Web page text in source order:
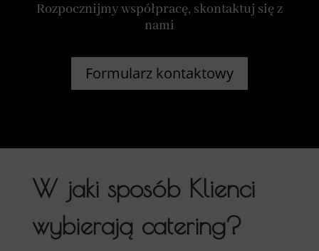
Rozpocznijmy współpracę, skontaktuj się z
nami
Formularz kontaktowy
W jaki sposób Klienci
wybierają catering?